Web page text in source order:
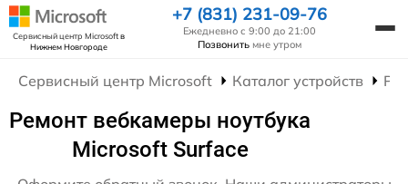
Сервисный центр Microsoftв
Нижнем Новгороде
+7 (831) 231-09-76
Ежедневно с 9:00 до 21:00
Позвонить мне утром
Сервисный центр Microsoft Каталог устройств
Ремонт вебкамеры ноутбука
Microsoft Surface